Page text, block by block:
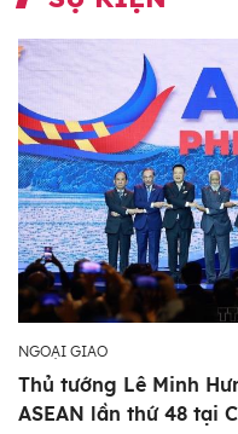
NGOẠI GIAO
Thủ tướng Lê Minh
ASEAN lần thứ 48 tại